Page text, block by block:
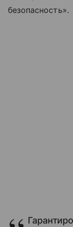
безопасность».